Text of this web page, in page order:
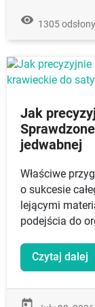
remove_red_eye 1305 odsłony
Jak
jedwabnej
Właściwe
o sukcesie
lejącymi
podejścia do
Czytaj dalej